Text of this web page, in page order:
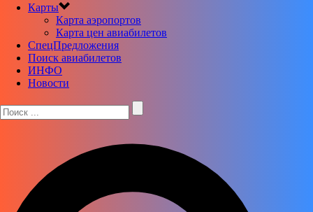
Карты
Карта аэропортов
Карта цен авиабилетов
CпецПредложения
Поиск авиабилетов
ИНФО
Новости